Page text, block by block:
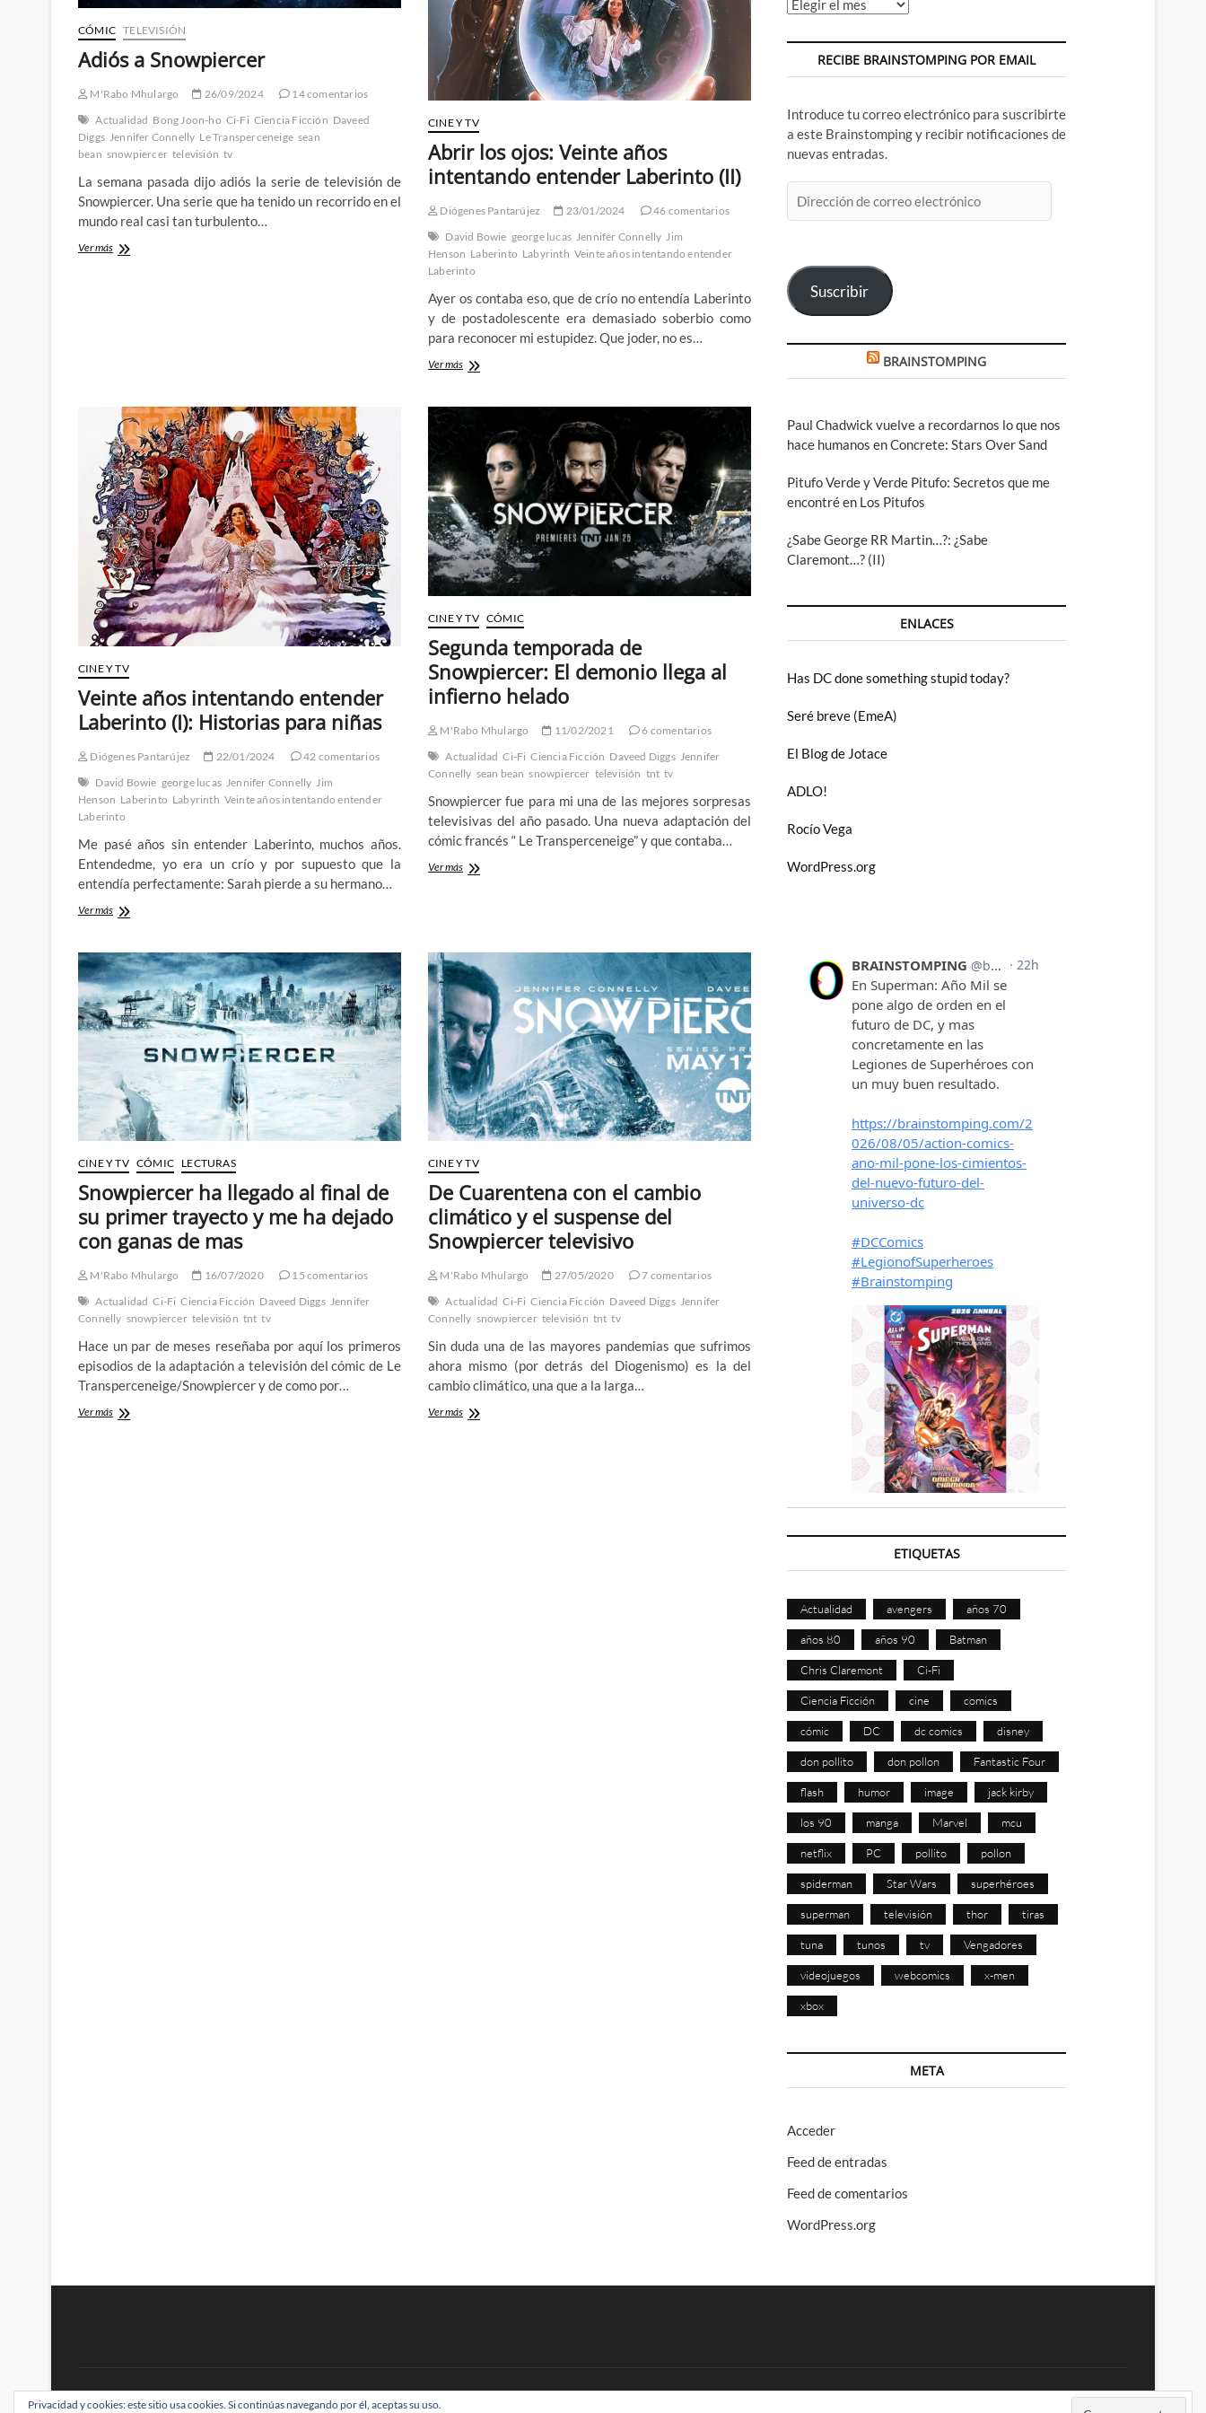
CÓMIC TELEVISIÓN
Adiós a Snowpiercer
M'Rabo Mhulargo 26/09/2024
14 comentarios
Actualidad Bong Joon-ho Ci-Fi Ciencia Ficción Daveed
Diggs Jennifer Connelly Le Transperceneige sean
bean snowpiercer televisión tv
La semana pasada dijo adiós la serie de televisión de
Snowpiercer. Una serie que ha tenido un recorrido en el
mundo real casi tan turbulento…
Ver másAdiós
CINE Y TV
Abrir los ojos: Veinte años
intentando entender Laberinto (II)
Diógenes Pantarújez 23/01/2024
46 comentarios
David Bowie george lucas Jennifer Connelly Jim
Henson Laberinto Labyrinth Veinte años intentando entender
Laberinto
Ayer os contaba eso, que de crío no entendía Laberinto
y de postadolescente era demasiado soberbio como
para reconocer mi estupidez. Que joder, no es…
Ver másAbrir
años
intentando
entender
Laberinto
CINE Y TV
Veinte años intentando entender
Laberinto (I): Historias para niñas
Diógenes Pantarújez 22/01/2024
42 comentarios
David Bowie george lucas Jennifer Connelly Jim
Henson Laberinto Labyrinth Veinte años intentando entender
Laberinto
Me pasé años sin entender Laberinto, muchos años.
Entendedme, yo era un crío y por supuesto que la
entendía perfectamente: Sarah pierde a su hermano…
Ver másVeinte
entender
Laberinto
(I):
Historias
para
niñas
CINE Y TV CÓMIC
Segunda temporada de
Snowpiercer: El demonio llega al
infierno helado
M'Rabo Mhulargo 11/02/2021
6 comentarios
Actualidad Ci-Fi Ciencia Ficción Daveed Diggs Jennifer
Connelly sean bean snowpiercer televisión tnt tv
Snowpiercer fue para mi una de las mejores sorpresas
televisivas del año pasado. Una nueva adaptación del
cómic francés “ Le Transperceneige” y que contaba…
Ver másSegunda
llega
infierno
helado
CINE Y TV CÓMIC LECTURAS
Snowpiercer ha llegado al final de
su primer trayecto y me ha dejado
con ganas de mas
M'Rabo Mhulargo 16/07/2020
15 comentarios
Actualidad Ci-Fi Ciencia Ficción Daveed Diggs Jennifer
Connelly snowpiercer televisión tnt tv
Hace un par de meses reseñaba por aquí los primeros
episodios de la adaptación a televisión del cómic de Le
Transperceneige/Snowpiercer y de como por…
Ver másSnowpiercer
CINE Y TV
De Cuarentena con el cambio
climático y el suspense del
Snowpiercer televisivo
M'Rabo Mhulargo 27/05/2020
7 comentarios
Actualidad Ci-Fi Ciencia Ficción Daveed Diggs Jennifer
Connelly snowpiercer televisión tnt tv
Sin duda una de las mayores pandemias que sufrimos
ahora mismo (por detrás del Diogenismo) es la del
cambio climático, una que a la larga…
Ver másDe
Archivos
RECIBE BRAINSTOMPING POR EMAIL
Introduce tu correo electrónico para suscribirte
a este Brainstomping y recibir notificaciones de
nuevas entradas.
de
Suscribir
BRAINSTOMPING
Paul Chadwick vuelve a recordarnos lo que nos
hace humanos en Concrete: Stars Over Sand
Pitufo Verde y Verde Pitufo: Secretos que me
encontré en Los Pitufos
¿Sabe George RR Martin…?: ¿Sabe
Claremont…? (II)
ENLACES
Has DC done something stupid today?
Seré breve (EmeA)
El Blog de Jotace
ADLO!
Rocío Vega
WordPress.org
ETIQUETAS
Actualidad avengers años 70
años 80 años 90 Batman
Chris Claremont Ci-Fi
Ciencia Ficción cine comics
cómic DC dc comics disney
don pollito don pollon Fantastic Four
flash humor image jack kirby
los 90 manga Marvel mcu
netflix PC pollito pollon
spiderman Star Wars superhéroes
superman televisión thor tiras
tuna tunos tv Vengadores
videojuegos webcomics x-men
xbox
META
Acceder
Feed de entradas
Feed de comentarios
WordPress.org
BRAINSTOMPING| Diseñado por:Theme Freesia|WordPress| © Todos los derechos reservados
Privacidad y cookies: este sitio usa cookies. Si continúas navegando por él, aceptas su uso.